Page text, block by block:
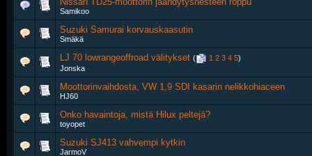
Samikoo
Suzuki Samurai korvauskaasutin
Smäkä
LJ 70 lowrangeoffroad välitykset ( 1 2 3 4 5)
Jonska
Moottorinvaihdosta, VW 1,9 SDI kasarin nelikkohiaceen
HJ60
Onko havaintoja, mistä Hilux peltejä?
toyopet
Suzuki SJ413 vahvempi kytkin
JarmoV